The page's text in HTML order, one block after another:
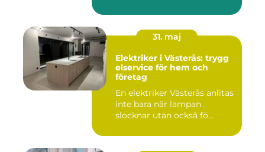
31. maj
Elektriker i Västerås: trygg
elservice för hem och
företag
En elektriker Västerås anlitas
inte bara när lampan
slocknar utan också fö...